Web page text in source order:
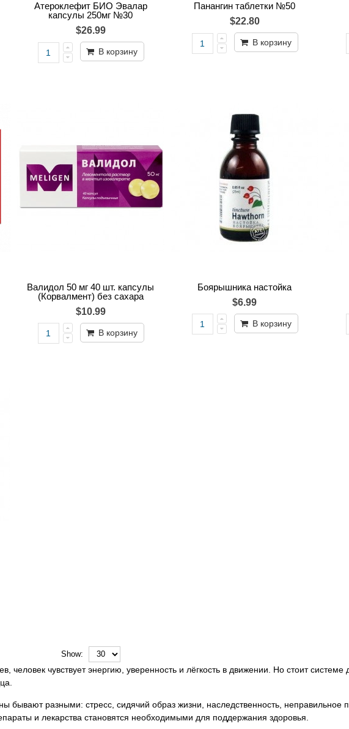
Атероклефит БИО Эвалар
капсулы 250мг №30
$26.99
В корзину
Панангин таблетки №50
$22.80
В корзину
Валидол 50 мг 40 шт. капсулы
(Корвалмент) без сахара
$10.99
В корзину
Боярышника настойка
$6.99
В корзину
Show:
человек чувствует энергию, уверенность и лёгкость в движении. Но стоит
разными: стресс, сидячий образ жизни, наследственность, неправильное
и лекарства становятся необходимыми для поддержания здоровья.